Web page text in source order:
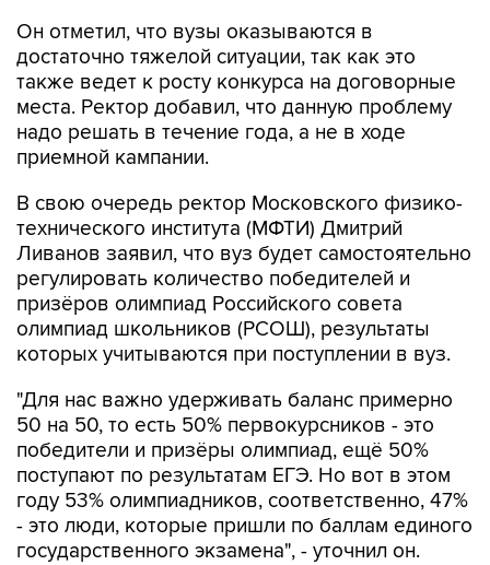
Он отметил, что вузы оказываются в
достаточно тяжелой ситуации, так как это
также ведет к росту конкурса на договорные
места. Ректор добавил, что данную проблему
надо решать в течение года, а не в ходе
приемной кампании.
В свою очередь ректор Московского физико-
технического института (МФТИ) Дмитрий
Ливанов заявил, что вуз будет самостоятельно
регулировать количество победителей и
призёров олимпиад Российского совета
олимпиад школьников (РСОШ), результаты
которых учитываются при поступлении в вуз.
"Для нас важно удерживать баланс примерно
50 на 50, то есть 50% первокурсников - это
победители и призёры олимпиад, ещё 50%
поступают по результатам ЕГЭ. Но вот в этом
году 53% олимпиадников, соответственно, 47%
- это люди, которые пришли по баллам единого
государственного экзамена", - уточнил он.